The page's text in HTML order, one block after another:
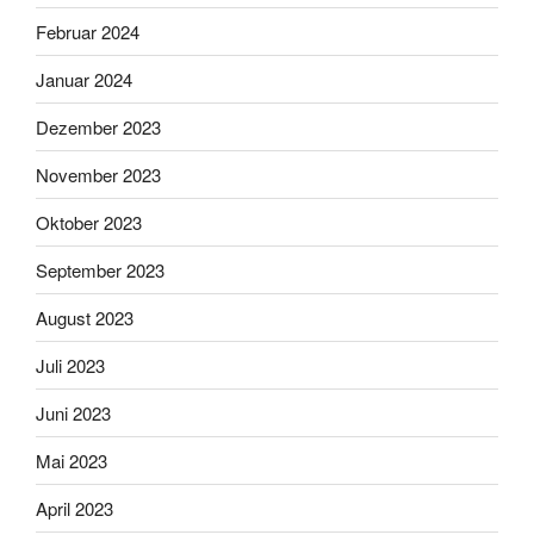
Februar 2024
Januar 2024
Dezember 2023
November 2023
Oktober 2023
September 2023
August 2023
Juli 2023
Juni 2023
Mai 2023
April 2023